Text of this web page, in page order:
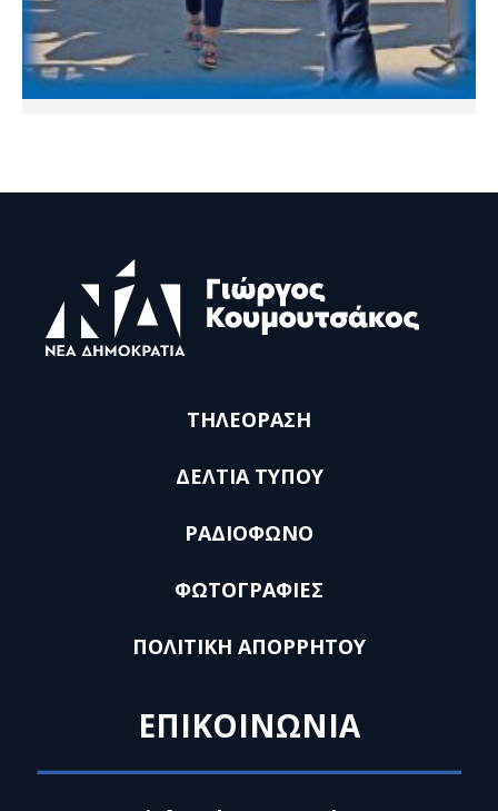
ΤΗΛΕΟΡΑΣΗ
ΔΕΛΤΙΑ ΤΥΠΟΥ
ΡΑΔΙΟΦΩΝΟ
ΦΩΤΟΓΡΑΦΙΕΣ
ΠΟΛΙΤΙΚΗ ΑΠΟΡΡΗΤΟΥ
ΕΠΙΚΟΙΝΩΝΙΑ